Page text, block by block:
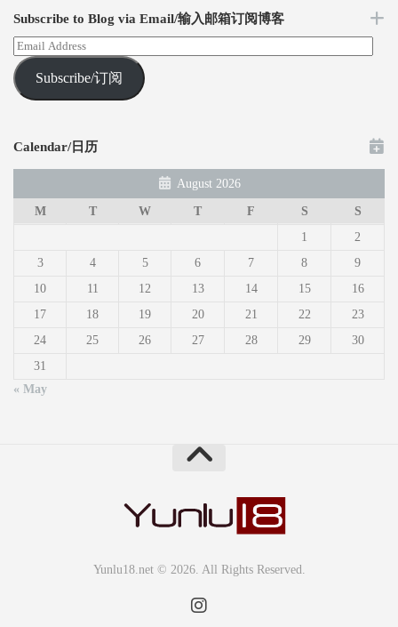
Subscribe to Blog via Email/输入邮箱订阅博客
Subscribe/订阅
Calendar/日历
August 2026
M T W T F S
S
1
2
3
4 5 6 7 8
9
10
11 12 13 14 15
16
17
18 19 20 21 22
23
24
25 26 27 28 29
30
31
« May
Yunlu18.net © 2026. All Rights Reserved.